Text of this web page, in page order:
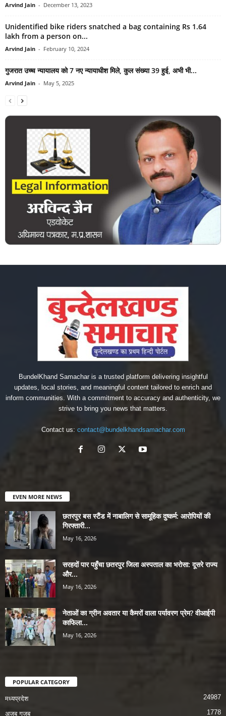
Arvind Jain - December 13, 2023
Unidentified bike riders snatched a bag containing Rs 1.64
lakh from a person on...
Arvind Jain - February 10, 2024
गुजरात उच्च न्यायालय को 7 नए न्यायाधीश मिले, कुल संख्या 39 हुई, अभी भी...
Arvind Jain - May 5, 2025
BundelKhand Samachar is a trusted platform delivering insightful
updates, local stories, and meaningful content tailored to enrich and
inform communities. With a commitment to accuracy and authenticity, we
strive to bring you news that matters.
Contact us: contact@bundelkhandsamachar.com
EVEN MORE NEWS
छतरपुर बस स्टैंड में नाबालिग से सामूहिक दुष्कर्म: आरोपियों की
गिरफ्तारी...
May 16, 2026
सरहदों पार पहुँचा छतरपुर जिला अस्पताल का भरोसा: दूसरे राज्य
और...
May 16, 2026
नेताओं का ग्रीन अवतार या कैमरों वाला पर्यावरण प्रेम? वीआईपी
काफिला...
May 16, 2026
POPULAR CATEGORY
मध्यप्रदेश 24987
अजब गजब 1778